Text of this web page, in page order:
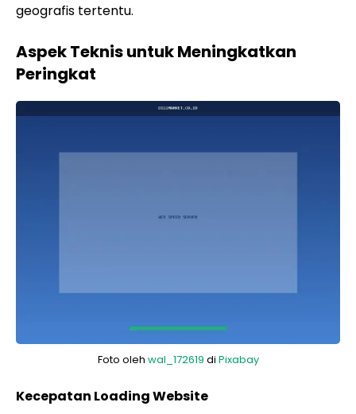
geografis tertentu.
Aspek Teknis untuk Meningkatkan
Peringkat
Foto oleh wal_172619 di Pixabay
Kecepatan Loading Website